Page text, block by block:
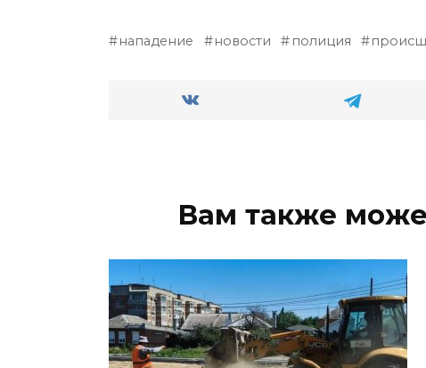
нападение новости полиция
Вам также